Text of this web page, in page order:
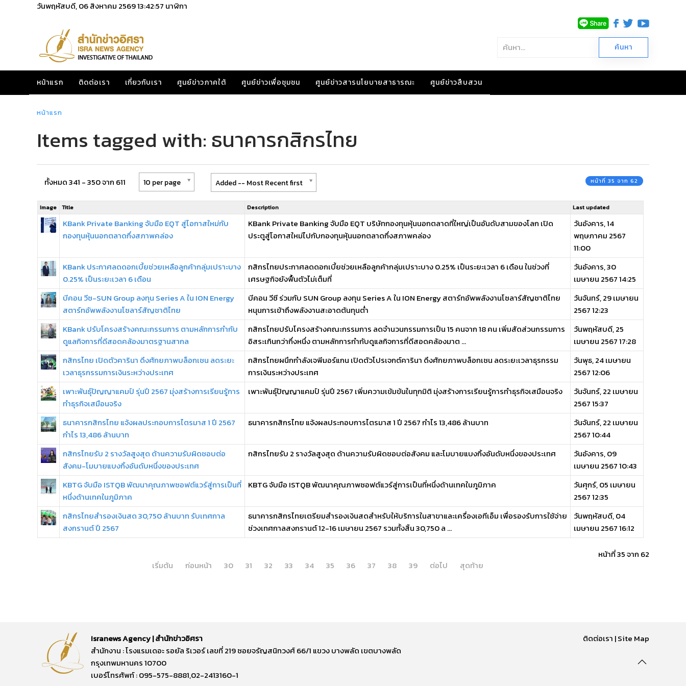
วันพฤหัสบดี, 06 สิงหาคม 256913:42:57 นาฬิกา
หน้าแรก ติดต่อเรา เกี่ยวกับเรา ศูนย์ข่าวภาคใต้ ศูนย์ข่าวเพื่อชุมชน ศูนย์ข่าวสารนโยบายสาธารณะ ศูนย์ข่าวสืบสวน
หน้าแรก
Items tagged with: ธนาคารกสิกรไทย
ทั้งหมด 341 - 350 จาก 611 10 per page Added -- Most Recent first หน้าที่ 35 จาก 62
Image Title Description Last updated
KBank Private Banking จับมือ EQT สู่โอกาสใหม่กับ
กองทุนหุ้นนอกตลาดกึ่งสภาพคล่อง
KBank Private Banking จับมือ EQT บริษัทกองทุนหุ้นนอกตลาดที่ใหญ่เป็นอันดับสามของโลก เปิด
ประตูสู่โอกาสใหม่ไปกับกองทุนหุ้นนอกตลาดกึ่งสภาพคล่อง
วันอังคาร, 14
พฤษภาคม 2567
11:00
KBank ประกาศลดดอกเบี้ยช่วยเหลือลูกค้ากลุ่มเปราะบาง
0.25% เป็นระยะเวลา 6 เดือน
กสิกรไทยประกาศลดดอกเบี้ยช่วยเหลือลูกค้ากลุ่มเปราะบาง 0.25% เป็นระยะเวลา 6 เดือน ในช่วงที่
เศรษฐกิจยังฟื้นตัวไม่เต็มที่
วันอังคาร, 30
เมษายน 2567 14:25
บีคอน วีซ-SUN Group ลงทุน Series A ใน ION Energy
สตาร์ทอัพพลังงานโซลาร์สัญชาติไทย
บีคอน วีซี ร่วมกับ SUN Group ลงทุน Series A ใน ION Energy สตาร์ทอัพพลังงานโซลาร์สัญชาติไทย
หนุนการเข้าถึงพลังงานสะอาดต้นทุนต่ำ
วันจันทร์, 29 เมษายน
2567 12:23
KBank ปรับโครงสร้างคณะกรรมการ ตามหลักการกำกับ
ดูแลกิจการที่ดีสอดคล้องมาตรฐานสากล
กสิกรไทยปรับโครงสร้างคณะกรรมการ ลดจำนวนกรรมการเป็น 15 คนจาก 18 คน เพิ่มสัดส่วนกรรมการ
อิสระเกินกว่ากึ่งหนึ่ง ตามหลักการกำกับดูแลกิจการที่ดีสอดคล้องมาต ...
วันพฤหัสบดี, 25
เมษายน 2567 17:28
กสิกรไทย เปิดตัวคารินา ดึงศักยภาพบล็อกเชน ลดระยะ
เวลาธุรกรรมการเงินระหว่างประเทศ
กสิกรไทยผนึกกำลังเจพีมอร์แกน เปิดตัวโปรเจกต์คารินา ดึงศักยภาพบล็อกเชน ลดระยะเวลาธุรกรรม
การเงินระหว่างประเทศ
วันพุธ, 24 เมษายน
2567 12:06
เพาะพันธุ์ปัญญาแคมป์ รุ่นปี 2567 มุ่งสร้างการเรียนรู้การ
ทำธุรกิจเสมือนจริง
เพาะพันธุ์ปัญญาแคมป์ รุ่นปี 2567 เพิ่มความเข้มข้นในทุกมิติ มุ่งสร้างการเรียนรู้การทำธุรกิจเสมือนจริง
วันจันทร์, 22 เมษายน
2567 15:37
ธนาคารกสิกรไทย แจ้งผลประกอบการไตรมาส 1 ปี 2567
กำไร 13,486 ล้านบาท
ธนาคารกสิกรไทย แจ้งผลประกอบการไตรมาส 1 ปี 2567 กำไร 13,486 ล้านบาท
วันจันทร์, 22 เมษายน
2567 10:44
กสิกรไทยรับ 2 รางวัลสูงสุด ด้านความรับผิดชอบต่อ
สังคม-โมบายแบงกิ้งอันดับหนึ่งของประเทศ
กสิกรไทยรับ 2 รางวัลสูงสุด ด้านความรับผิดชอบต่อสังคม และโมบายแบงกิ้งอันดับหนึ่งของประเทศ
วันอังคาร, 09
เมษายน 2567 10:43
KBTG จับมือ ISTQB พัฒนาคุณภาพซอฟต์แวร์สู่การเป็นที่
หนึ่งด้านเทคในภูมิภาค
KBTG จับมือ ISTQB พัฒนาคุณภาพซอฟต์แวร์สู่การเป็นที่หนึ่งด้านเทคในภูมิภาค
วันศุกร์, 05 เมษายน
2567 12:35
กสิกรไทยสำรองเงินสด 30,750 ล้านบาท รับเทศกาล
สงกรานต์ ปี 2567
ธนาคารกสิกรไทยเตรียมสำรองเงินสดสำหรับให้บริการในสาขาและเครื่องเอทีเอ็ม เพื่อรองรับการใช้จ่าย
ช่วงเทศกาลสงกรานต์ 12-16 เมษายน 2567 รวมทั้งสิ้น 30,750 ล ...
วันพฤหัสบดี, 04
เมษายน 2567 16:12
หน้าที่ 35 จาก 62
เริ่มต้น
ก่อนหน้า 30 31 32 33 34 35 36 37 38 39 ต่อไป สุดท้าย
Isranews Agency | สำนักข่าวอิศรา
สำนักงาน : โรงแรมเดอะ รอยัล ริเวอร์ เลขที่ 219 ซอยจรัญสนิทวงศ์ 66/1 แขวง บางพลัด เขตบางพลัด
กรุงเทพมหานคร 10700
เบอร์โทรศัพท์ : 095-575-8881,02-2413160-1
ติดต่อเรา |Site Map